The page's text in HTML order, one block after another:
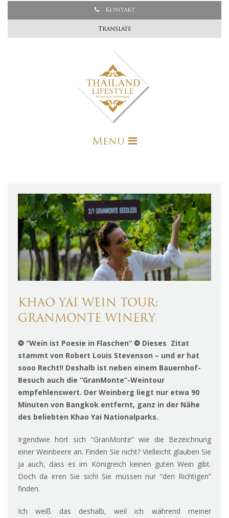
Kontakt
Translate
Menu
KHAO YAI WEIN TOUR:
GRANMONTE WINERY
❂ “Wein ist Poesie in Flaschen” ❂ Dieses Zitat
stammt von Robert Louis Stevenson – und er hat
sooo Recht!! Deshalb ist neben einem Bauernhof-
Besuch auch die “GranMonte”-Weintour
empfehlenswert. Der Weinberg liegt nur etwa 90
Minuten von Bangkok entfernt, ganz in der Nähe
des beliebten Khao Yai Nationalparks.
Irgendwie hört sich “GranMonte” wie die Bezeichnung
einer Weinbeere an. Finden Sie nicht? Vielleicht glauben Sie
ja auch, dass es im Königreich keinen guten Wein gibt.
Doch da irren Sie sich! Sie müssen nur “den Richtigen”
finden.
Ich weiß das deshalb, weil ich während meiner